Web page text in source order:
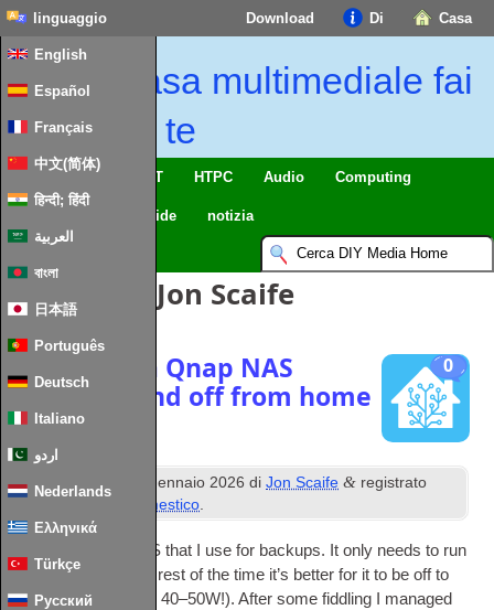
Casa
Di
Download
linguaggio
English
Español
Français
中文(简体)
हिन्दी; हिंदी
العربية
বাংলা
日本語
Português
Deutsch
Italiano
اردو
Nederlands
Ελληνικά
Türkçe
Русский
Casa multimediale fai
da te
Casa intelligente & IoT HTPC Audio Computing
Guide notizia
Articoli Di: Jon Scaife
0
Managing a Qnap NAS
power on and off from home
assistant
Pubblicato 20 gennaio 2026 diJon Scaife & registrato
Assistente domestico.
I have a QNAP NAS that I use for backups. It only needs to run
once a week so the rest of the time it’s bet­ter for it to be off to
save power
around 40–50W!).After some fid­dling I man­aged